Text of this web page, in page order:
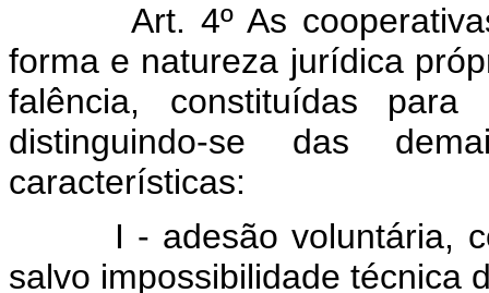
Art. 4º As
forma e natureza jurídica
falência, constituídas para
distinguindo-se das
características:
I - adesão voluntária,
salvo impossibilidade técnica